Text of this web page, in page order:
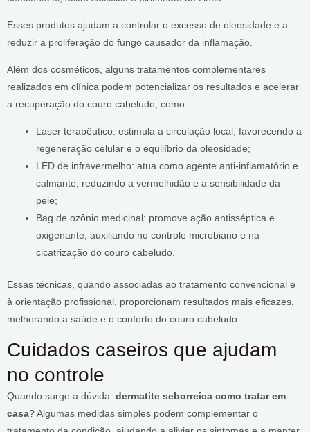
Esses produtos ajudam a controlar o excesso de oleosidade e a
reduzir a proliferação do fungo causador da inflamação.
Além dos cosméticos, alguns tratamentos complementares
realizados em clínica podem potencializar os resultados e acelerar
a recuperação do couro cabeludo, como:
Laser terapêutico: estimula a circulação local, favorecendo a
regeneração celular e o equilíbrio da oleosidade;
LED de infravermelho: atua como agente anti-inflamatório e
calmante, reduzindo a vermelhidão e a sensibilidade da
pele;
Bag de ozônio medicinal: promove ação antisséptica e
oxigenante, auxiliando no controle microbiano e na
cicatrização do couro cabeludo.
Essas técnicas, quando associadas ao tratamento convencional e
à orientação profissional, proporcionam resultados mais eficazes,
melhorando a saúde e o conforto do couro cabeludo.
Cuidados caseiros que ajudam
no controle
Quando surge a dúvida: dermatite seborreica como tratar em
casa? Algumas medidas simples podem complementar o